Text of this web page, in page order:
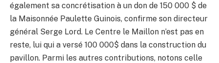
également sa concrétisation à un don de 150 000 $ de
la Maisonnée Paulette Guinois, confirme son directeur
général Serge Lord. Le Centre le Maillon n’est pas en
reste, lui qui a versé 100 000$ dans la construction du
pavillon. Parmi les autres contributions, notons celle